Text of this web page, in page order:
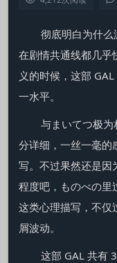
彻底明白为什么
在剧情共通线都几
义的时候，这部
一水平。
与まいてつ极
分详细，一丝一毫的
写。不过果然还是因
程度吧，ものべの里
这类心理描写，不仅
屑波动。
这部 GAL 共有